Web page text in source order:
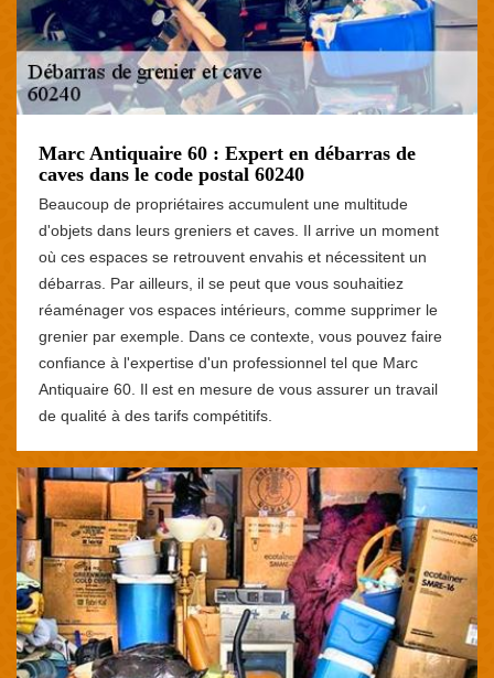
Marc Antiquaire 60 : Expert en débarras de
caves dans le code postal 60240
Beaucoup de propriétaires accumulent une multitude
d'objets dans leurs greniers et caves. Il arrive un moment
où ces espaces se retrouvent envahis et nécessitent un
débarras. Par ailleurs, il se peut que vous souhaitiez
réaménager vos espaces intérieurs, comme supprimer le
grenier par exemple. Dans ce contexte, vous pouvez faire
confiance à l'expertise d'un professionnel tel que Marc
Antiquaire 60. Il est en mesure de vous assurer un travail
de qualité à des tarifs compétitifs.